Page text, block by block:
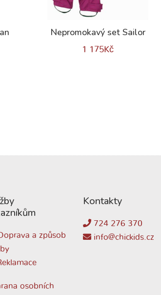
Nepromokavý set Sailor
1 175Kč
a způsob
osobních
Kontakty
724 276 370
info@chickids.cz